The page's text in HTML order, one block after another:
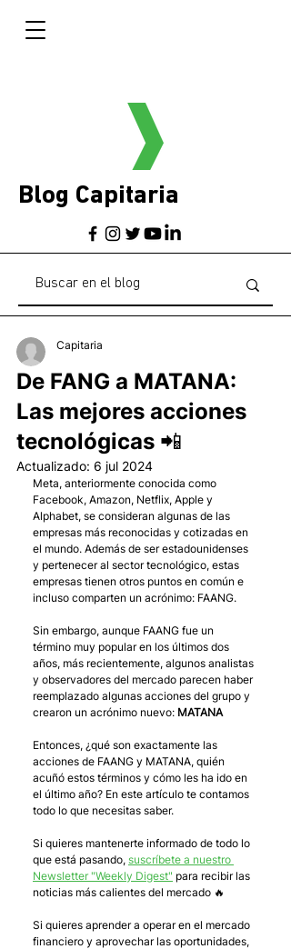
Blog Capitaria
De FANG a MATANA:
Las mejores acciones
tecnológicas 📲
Capitaria
Actualizado: 6 jul 2024
Meta, anteriormente conocida como
Facebook, Amazon, Netflix, Apple y
Alphabet, se consideran algunas de las
empresas más reconocidas y cotizadas en
el mundo. Además de ser estadounidenses
y pertenecer al sector tecnológico, estas
empresas tienen otros puntos en común e
incluso comparten un acrónimo: FAANG.
Sin embargo, aunque FAANG fue un
término muy popular en los últimos dos
años, más recientemente, algunos analistas
y observadores del mercado parecen haber
reemplazado algunas acciones del grupo y
crearon un acrónimo nuevo: MATANA
Entonces, ¿qué son exactamente las
acciones de FAANG y MATANA, quién
acuñó estos términos y cómo les ha ido en
el último año? En este artículo te contamos
todo lo que necesitas saber.
Si quieres mantenerte informado de todo lo
que está pasando, suscríbete a nuestro
Newsletter "Weekly Digest" para recibir las
noticias más calientes del mercado 🔥
Si quieres aprender a operar en el mercado
financiero y aprovechar las oportunidades,